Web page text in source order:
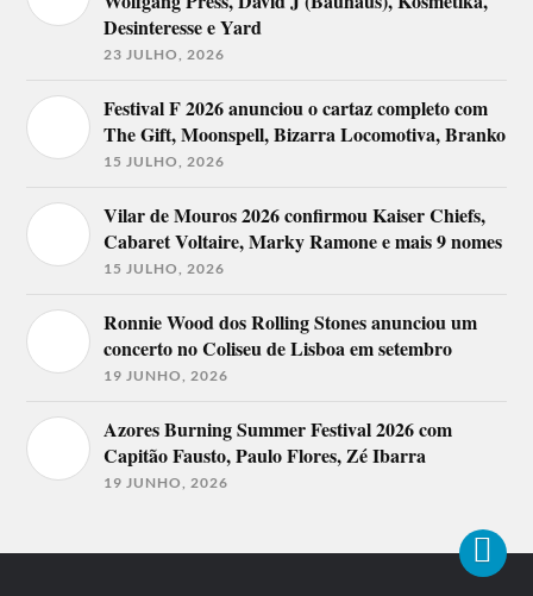
Desinteresse e Yard
23 JULHO, 2026
Festival F 2026 anunciou o cartaz completo com
The Gift, Moonspell, Bizarra Locomotiva, Branko
15 JULHO, 2026
Vilar de Mouros 2026 confirmou Kaiser Chiefs,
Cabaret Voltaire, Marky Ramone e mais 9 nomes
15 JULHO, 2026
Ronnie Wood dos Rolling Stones anunciou um
concerto no Coliseu de Lisboa em setembro
19 JUNHO, 2026
Azores Burning Summer Festival 2026 com
Capitão Fausto, Paulo Flores, Zé Ibarra
19 JUNHO, 2026